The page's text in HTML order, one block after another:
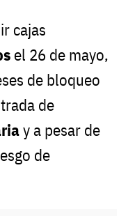
cajas
el 26 de mayo,
de bloqueo
de
y a pesar de
de